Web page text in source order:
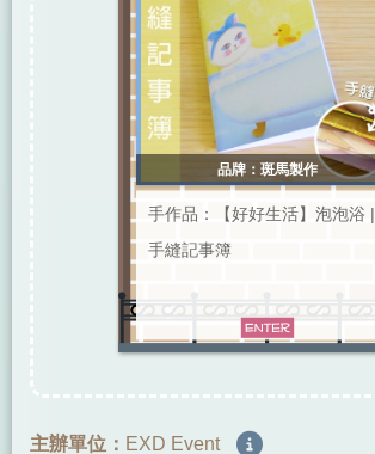
品牌：斑馬製作
手作品：【好好生活】泡泡浴 |
手縫記事簿
主辦單位： EXD Event